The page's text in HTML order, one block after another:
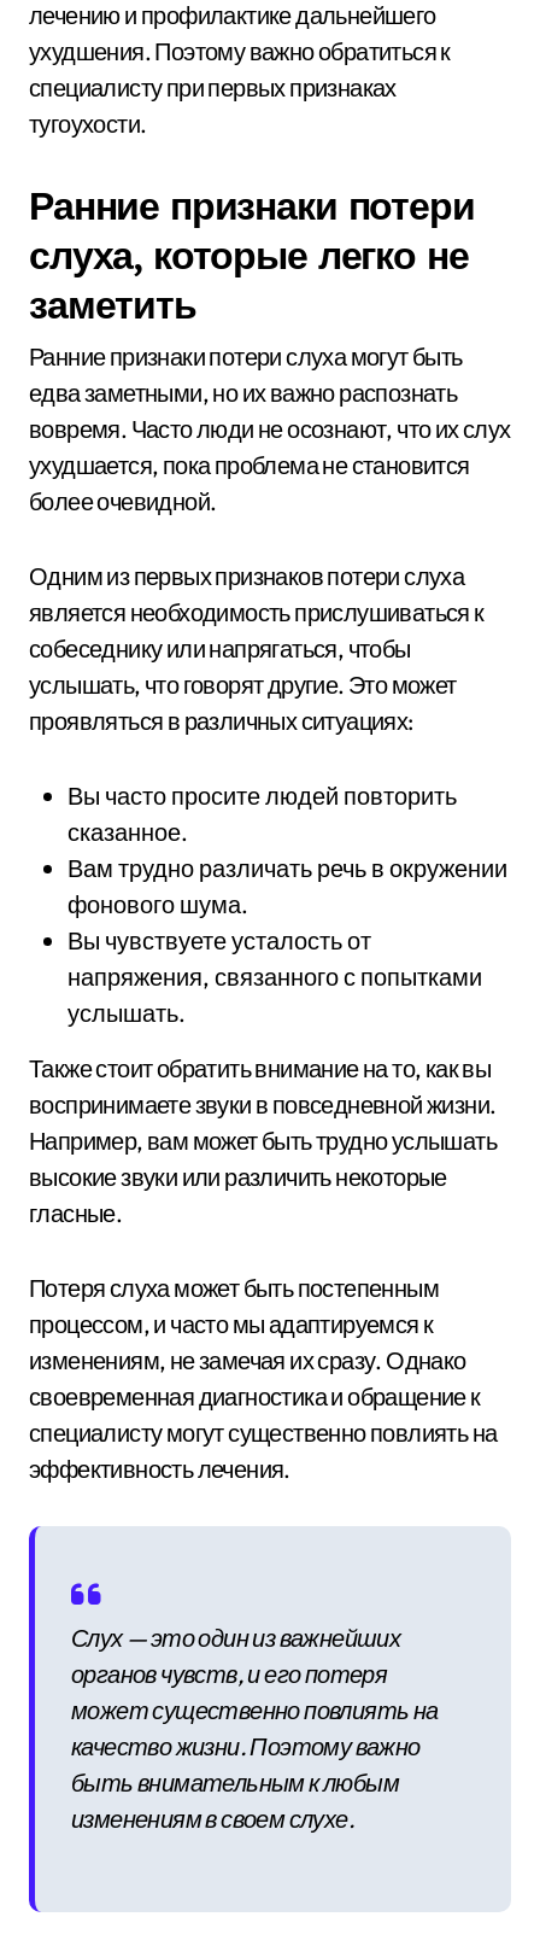
лечению и профилактике дальнейшего
ухудшения. Поэтому важно обратиться к
специалисту при первых признаках
тугоухости.
Ранние признаки потери
слуха, которые легко не
заметить
Ранние признаки потери слуха могут быть
едва заметными, но их важно распознать
вовремя. Часто люди не осознают, что их слух
ухудшается, пока проблема не становится
более очевидной.
Одним из первых признаков потери слуха
является необходимость прислушиваться к
собеседнику или напрягаться, чтобы
услышать, что говорят другие. Это может
проявляться в различных ситуациях:
Вы часто просите людей повторить
сказанное.
Вам трудно различать речь в окружении
фонового шума.
Вы чувствуете усталость от
напряжения, связанного с попытками
услышать.
Также стоит обратить внимание на то, как вы
воспринимаете звуки в повседневной жизни.
Например, вам может быть трудно услышать
высокие звуки или различить некоторые
гласные.
Потеря слуха может быть постепенным
процессом, и часто мы адаптируемся к
изменениям, не замечая их сразу. Однако
своевременная диагностика и обращение к
специалисту могут существенно повлиять на
эффективность лечения.
Слух — это один из важнейших
органов чувств, и его потеря
может существенно повлиять на
качество жизни. Поэтому важно
быть внимательным к любым
изменениям в своем слухе.